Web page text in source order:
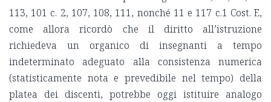
113, 101 c. 2, 107, 108, 111, nonché 11 e 117 c.1 Cost. E,
come allora ricordò che il diritto all’istruzione
richiedeva un organico di insegnanti a tempo
indeterminato adeguato alla consistenza numerica
(statisticamente nota e prevedibile nel tempo) della
platea dei discenti, potrebbe oggi istituire analogo